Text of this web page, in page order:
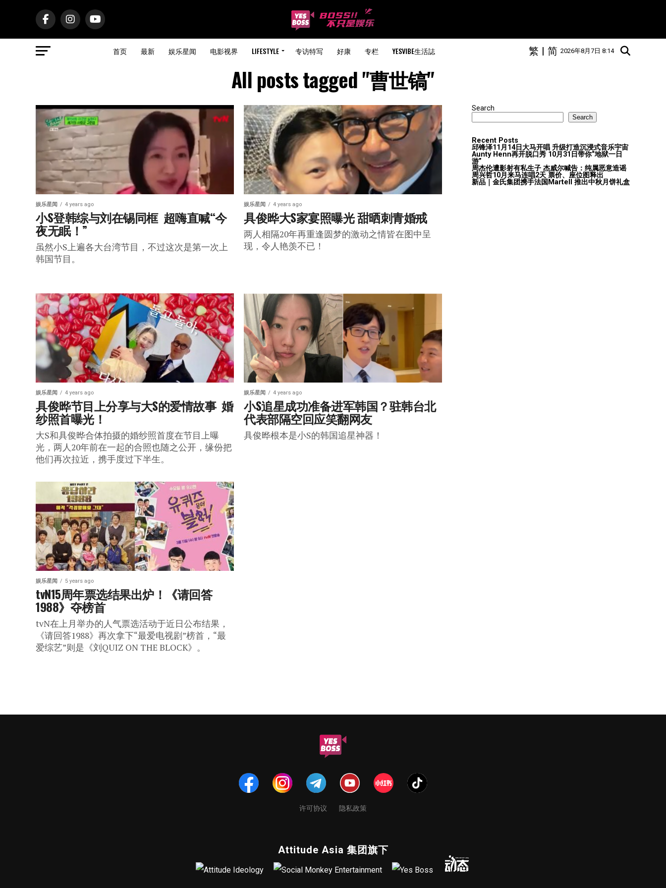
首页 最新 娱乐星闻 电影视界 LIFESTYLE 专访特写 好康 专栏 YESVIBE生活誌 2026年8月7日 8:14
简
|
繁
All posts tagged "曹世镐"
娱乐星闻 4 years ago
小S登韩综与刘在锡同框  超嗨直喊“今
夜无眠！”
虽然小S上遍各大台湾节目，不过这次是第一次上
韩国节目。
娱乐星闻 4 years ago
具俊晔大S家宴照曝光 甜晒刺青婚戒
两人相隔20年再重逢圆梦的激动之情皆在图中呈
现，令人艳羡不已！
娱乐星闻 4 years ago
具俊晔节目上分享与大S的爱情故事  婚
纱照首曝光！
大S和具俊晔合体拍摄的婚纱照首度在节目上曝
光，两人20年前在一起的合照也随之公开，缘份把
他们再次拉近，携手度过下半生。
娱乐星闻 4 years ago
小S追星成功准备进军韩国？驻韩台北
代表部隔空回应笑翻网友
具俊晔根本是小S的韩国追星神器！
娱乐星闻 5 years ago
tvN15周年票选结果出炉！《请回答
1988》夺榜首
tvN在上月举办的人气票选活动于近日公布结果，
《请回答1988》再次拿下“最爱电视剧”榜首，“最
爱综艺”则是《刘QUIZ ON THE BLOCK》。
Search
Search
Recent Posts
邱锋泽11月14日大马开唱 升级打造沉浸式音乐宇宙
Aunty Henn再开脱口秀 10月31日带你“地狱一日
游”
周杰伦遭影射有私生子 杰威尔喊告：纯属恶意造谣
周兴哲10月来马连唱2天 票价、座位图释出
新品｜金氏集团携手法国Martell 推出中秋月饼礼盒
许可协议 隐私政策
Attitude Asia 集团旗下